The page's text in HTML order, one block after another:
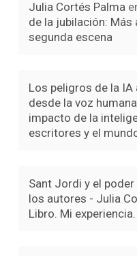
Julia Cortés Palma
de la jubilación: Más
segunda escena
Los peligros de la
desde la voz
impacto de la
escritores y el
Sant Jordi y el
los autores - Julia
Libro. Mi experiencia.